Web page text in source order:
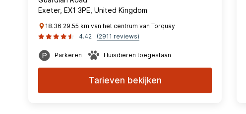
Exeter, EX1 3PE, United Kingdom
18.36 29.55 km van het centrum van Torquay
4.42
(2911 reviews)
Parkeren Huisdieren toegestaan
Tarieven bekijken